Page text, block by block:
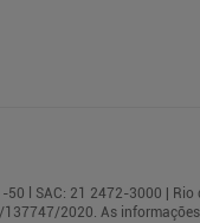
l SAC: 21 2472-3000 |
2020. As